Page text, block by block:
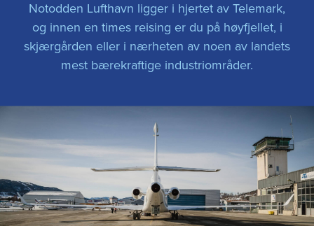
Notodden Lufthavn ligger i hjertet av Telemark,
og innen en times reising er du på høyfjellet, i
skjærgården eller i nærheten av noen av landets
mest bærekraftige industriområder.